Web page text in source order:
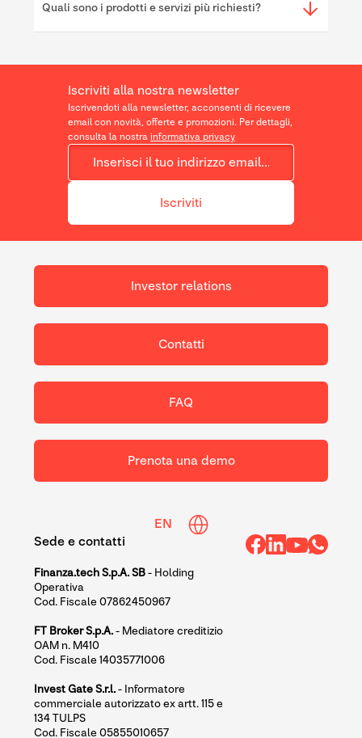
Quali sono i prodotti e servizi più richiesti?
Iscriviti alla nostra newsletter
Iscrivendoti alla newsletter, acconsenti di ricevere
email con novità, offerte e promozioni. Per dettagli,
consulta la nostra informativa privacy
Iscriviti
Investor relations
Contatti
FAQ
Prenota una demo
EN
Sede e contatti
Finanza.tech S.p.A. SB- Holding
Operativa
Cod. Fiscale 07862450967
FT Broker S.p.A.- Mediatore creditizio
OAM n. M410
Cod. Fiscale 14035771006
Invest Gate S.r.l.- Informatore
commerciale autorizzato ex artt. 115 e
134 TULPS
Cod. Fiscale 05855010657